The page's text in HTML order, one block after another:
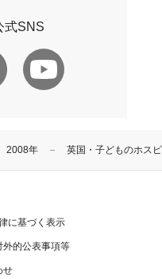
2008年 英国・子どものホス
式SNS
に基づく表示
外的公表事項等
せ